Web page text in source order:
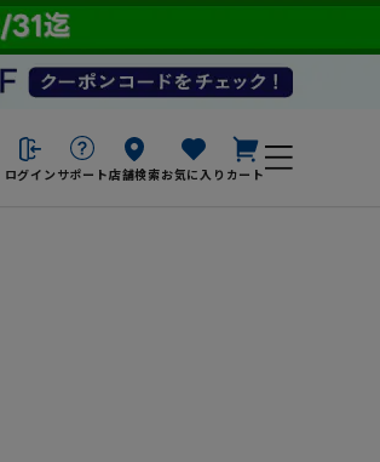
ログイン サポート店舗検索お気に入り カート